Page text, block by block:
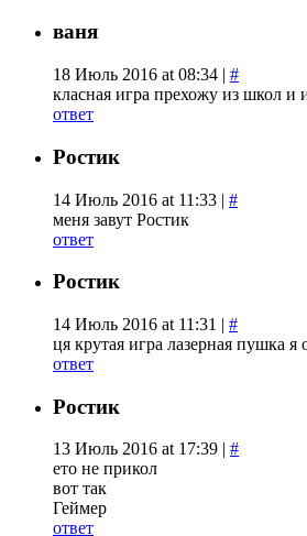
ваня
18 Июль 2016 at 08:34 | #
класная игра прехожу из школ и
ответ
Ростик
14 Июль 2016 at 11:33 | #
меня завут Ростик
ответ
Ростик
14 Июль 2016 at 11:31 | #
ця крутая игра лазерная пушка
ответ
Ростик
13 Июль 2016 at 17:39 | #
ето не прикол
вот так
Геймер
ответ